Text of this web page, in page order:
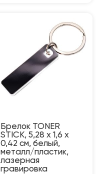
Брелок TONER
STICK, 5,28 x 1,6 x
0,42 см, белый,
металл/пластик,
лазерная
гравировка